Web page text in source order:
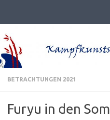
BETRACHTUNGEN 2021
Furyu in den